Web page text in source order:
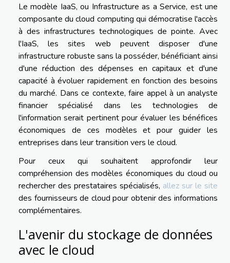
Le modèle IaaS, ou Infrastructure as a Service, est une
composante du cloud computing qui démocratise l'accès
à des infrastructures technologiques de pointe. Avec
l'IaaS, les sites web peuvent disposer d'une
infrastructure robuste sans la posséder, bénéficiant ainsi
d'une réduction des dépenses en capitaux et d'une
capacité à évoluer rapidement en fonction des besoins
du marché. Dans ce contexte, faire appel à un analyste
financier spécialisé dans les technologies de
l'information serait pertinent pour évaluer les bénéfices
économiques de ces modèles et pour guider les
entreprises dans leur transition vers le cloud.
Pour ceux qui souhaitent approfondir leur
compréhension des modèles économiques du cloud ou
rechercher des prestataires spécialisés, allez sur le site
des fournisseurs de cloud pour obtenir des informations
complémentaires.
L'avenir du stockage de données
avec le cloud